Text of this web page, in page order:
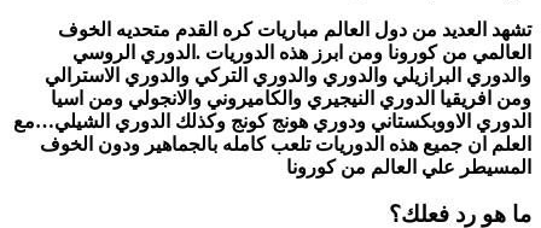
تشهد العديد من دول العالم مباريات كره القدم متحديه الخوف
العالمي من كورونا ومن ابرز هذه الدوريات .الدوري الروسي
والدوري البرازيلي والدوري والدوري التركي والدوري الاسترالي
ومن افريقيا الدوري النيجيري والكاميروني والانجولي ومن اسيا
الدوري الاووبكستاني ودوري هونج كونج وكذلك الدوري الشيلي…مع
العلم ان جميع هذه الدوريات تلعب كامله بالجماهير ودون الخوف
المسيطر علي العالم من كورونا
ما هو رد فعلك؟